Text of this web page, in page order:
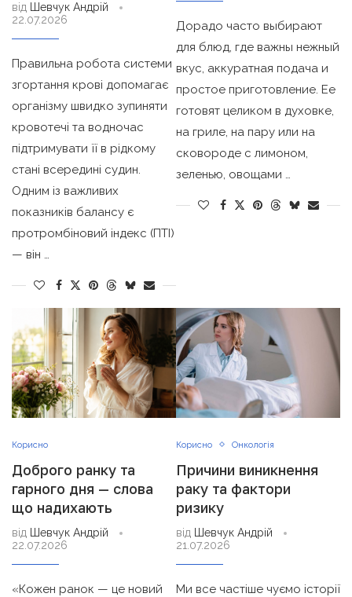
від Шевчук Андрій
22.07.2026
Правильна робота системи
згортання крові допомагає
організму швидко зупиняти
кровотечі та водночас
підтримувати її в рідкому
стані всередині судин.
Одним із важливих
показників балансу є
протромбіновий індекс (ПТІ)
— він …
Дорадо часто выбирают
для блюд, где важны нежный
вкус, аккуратная подача и
простое приготовление. Ее
готовят целиком в духовке,
на гриле, на пару или на
сковороде с лимоном,
зеленью, овощами …
Корисно
Доброго ранку та
гарного дня — слова
що надихають
від
Шевчук Андрій
22.07.2026
«Кожен ранок — це новий
Корисно Онкологія
Причини виникнення
раку та фактори
ризику
від
Шевчук Андрій
21.07.2026
Ми все частіше чуємо історії